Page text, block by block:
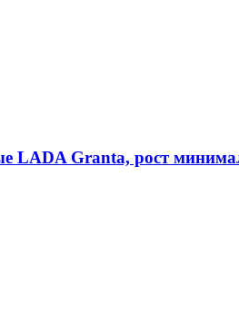
LADA Granta, рост